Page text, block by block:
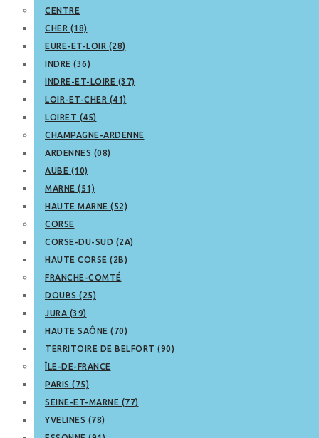
CENTRE
CHER (18)
EURE-ET-LOIR (28)
INDRE (36)
INDRE-ET-LOIRE (37)
LOIR-ET-CHER (41)
LOIRET (45)
CHAMPAGNE-ARDENNE
ARDENNES (08)
AUBE (10)
MARNE (51)
HAUTE MARNE (52)
CORSE
CORSE-DU-SUD (2A)
HAUTE CORSE (2B)
FRANCHE-COMTÉ
DOUBS (25)
JURA (39)
HAUTE SAÔNE (70)
TERRITOIRE DE BELFORT (90)
ÎLE-DE-FRANCE
PARIS (75)
SEINE-ET-MARNE (77)
YVELINES (78)